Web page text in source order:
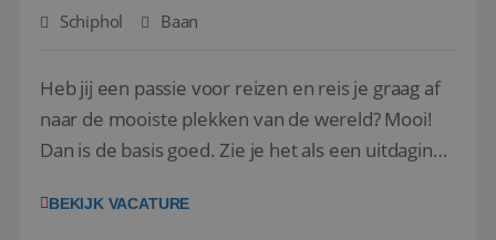
Schiphol Baan
Heb jij een passie voor reizen en reis je graag af
naar de mooiste plekken van de wereld? Mooi!
Dan is de basis goed. Zie je het als een uitdaging
het samenstellen en boeken van de perfecte
BEKIJK VACATURE